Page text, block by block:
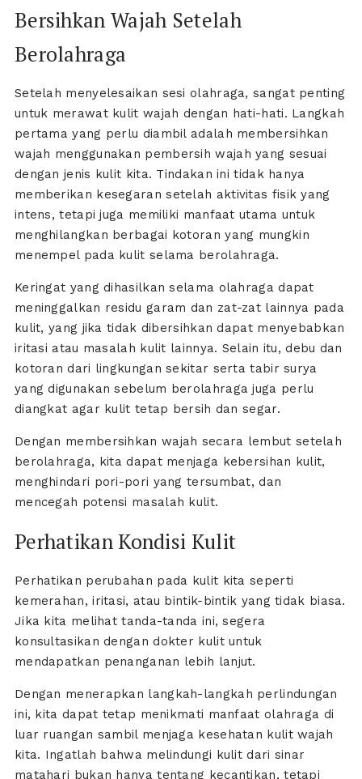
Bersihkan Wajah Setelah
Berolahraga
Setelah menyelesaikan sesi olahraga, sangat penting
untuk merawat kulit wajah dengan hati-hati. Langkah
pertama yang perlu diambil adalah membersihkan
wajah menggunakan pembersih wajah yang sesuai
dengan jenis kulit kita. Tindakan ini tidak hanya
memberikan kesegaran setelah aktivitas fisik yang
intens, tetapi juga memiliki manfaat utama untuk
menghilangkan berbagai kotoran yang mungkin
menempel pada kulit selama berolahraga.
Keringat yang dihasilkan selama olahraga dapat
meninggalkan residu garam dan zat-zat lainnya pada
kulit, yang jika tidak dibersihkan dapat menyebabkan
iritasi atau masalah kulit lainnya. Selain itu, debu dan
kotoran dari lingkungan sekitar serta tabir surya
yang digunakan sebelum berolahraga juga perlu
diangkat agar kulit tetap bersih dan segar.
Dengan membersihkan wajah secara lembut setelah
berolahraga, kita dapat menjaga kebersihan kulit,
menghindari pori-pori yang tersumbat, dan
mencegah potensi masalah kulit.
Perhatikan Kondisi Kulit
Perhatikan perubahan pada kulit kita seperti
kemerahan, iritasi, atau bintik-bintik yang tidak biasa.
Jika kita melihat tanda-tanda ini, segera
konsultasikan dengan dokter kulit untuk
mendapatkan penanganan lebih lanjut.
Dengan menerapkan langkah-langkah perlindungan
ini, kita dapat tetap menikmati manfaat olahraga di
luar ruangan sambil menjaga kesehatan kulit wajah
kita. Ingatlah bahwa melindungi kulit dari sinar
matahari bukan hanya tentang kecantikan, tetapi